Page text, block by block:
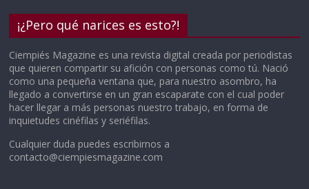
¡¿Pero qué narices es esto?!
Ciempiés Magazine es una revista digital creada por periodistas
que quieren compartir su afición con personas como tú. Nació
como una pequeña ventana que, para nuestro asombro, ha
llegado a convertirse en un gran escaparate con el cual poder
hacer llegar a más personas nuestro trabajo, en forma de
inquietudes cinéfilas y seriéfilas.
Cualquier duda puedes escribirnos a
contacto@ciempiesmagazine.com